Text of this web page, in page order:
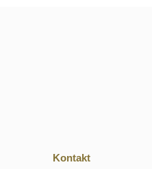
Kontakt